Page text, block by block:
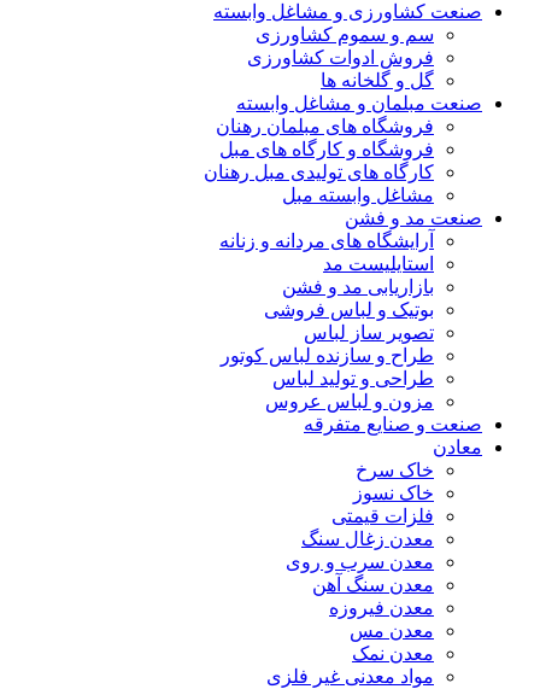
صنعت کشاورزی و مشاغل وابسته
سم و سموم کشاورزی
فروش ادوات کشاورزی
گل و گلخانه ها
صنعت مبلمان و مشاغل وابسته
فروشگاه های مبلمان رهنان
فروشگاه و کارگاه های مبل
کارگاه های تولیدی مبل رهنان
مشاغل وابسته مبل
صنعت مد و فشن
آرایشگاه های مردانه و زنانه
استایلیست مد
بازاریابی مد و فشن
بوتیک و لباس فروشی
تصویر ساز لباس
طراح و سازنده لباس کوتور
طراحی و تولید لباس
مزون و لباس عروس
صنعت و صنایع متفرقه
معادن
خاک سرخ
خاک نسوز
فلزات قیمتی
معدن زغال سنگ
معدن سرب و روی
معدن سنگ آهن
معدن فیروزه
معدن مس
معدن نمک
مواد معدنی غیر فلزی